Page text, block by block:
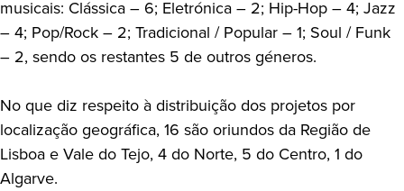
musicais: Clássica – 6; Eletrónica – 2; Hip-Hop – 4; Jazz
– 4; Pop/Rock – 2; Tradicional / Popular – 1; Soul / Funk
– 2, sendo os restantes 5 de outros géneros.
No que diz respeito à distribuição dos projetos por
localização geográfica, 16 são oriundos da Região de
Lisboa e Vale do Tejo, 4 do Norte, 5 do Centro, 1 do
Algarve.